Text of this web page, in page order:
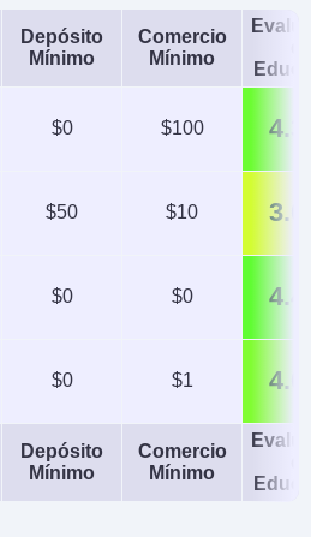
Depósito
Mínimo
Comercio
Mínimo
$0 $100 4.3
$50 $10 3.0
$0 $0 4.4
$0 $1 4.0
Depósito
Mínimo
Comercio
Mínimo